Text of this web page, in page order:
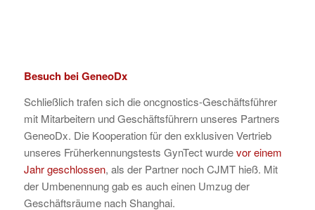
Besuch bei GeneoDx
Schließlich trafen sich die oncgnostics-Geschäftsführer
mit Mitarbeitern und Geschäftsführern unseres Partners
GeneoDx. Die Kooperation für den exklusiven Vertrieb
unseres Früherkennungstests GynTect wurdevor einem
Jahr geschlossen, als der Partner noch CJMT hieß. Mit
der Umbenennung gab es auch einen Umzug der
Geschäftsräume nach Shanghai.